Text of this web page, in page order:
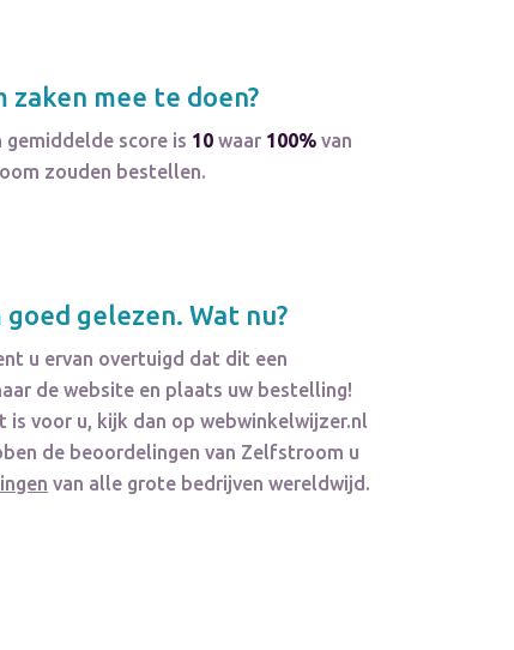
mee te doen?
score is 10 waar 100% van
zouden bestellen.
goed gelezen. Wat nu?
u ervan overtuigd dat dit een
de website en plaats uw bestelling!
is voor u, kijk dan op webwinkelwijzer.nl
de beoordelingen van Zelfstroom u
van alle grote bedrijven wereldwijd.